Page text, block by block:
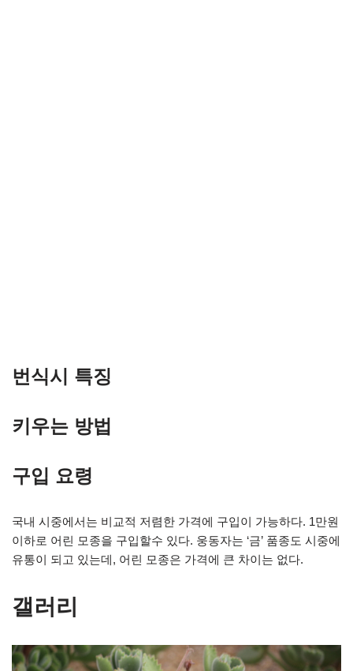
번식시 특징
키우는 방법
구입 요령
국내 시중에서는 비교적 저렴한 가격에 구입이 가능하다. 1만원
이하로 어린 모종을 구입할수 있다. 웅동자는 ‘금’ 품종도 시중에
유통이 되고 있는데, 어린 모종은 가격에 큰 차이는 없다.
갤러리